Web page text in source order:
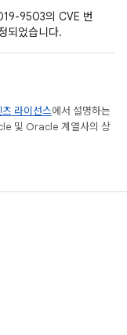
9503의 CVE 번
되었습니다.
라이선스에서 설명하는
및 Oracle 계열사의 상